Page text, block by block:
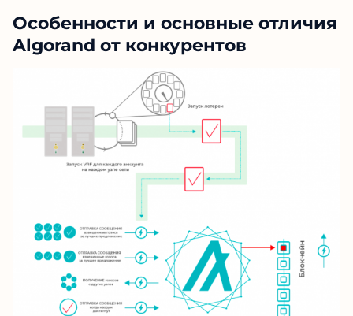
Особенности и основные отличия
Algorand от конкурентов